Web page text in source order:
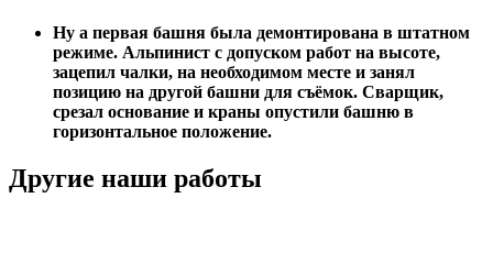
Ну а первая башня была демонтирована в штатном
режиме. Альпинист с допуском работ на высоте,
зацепил чалки, на необходимом месте и занял
позицию на другой башни для съёмок. Сварщик,
срезал основание и краны опустили башню в
горизонтальное положение.
Другие наши работы